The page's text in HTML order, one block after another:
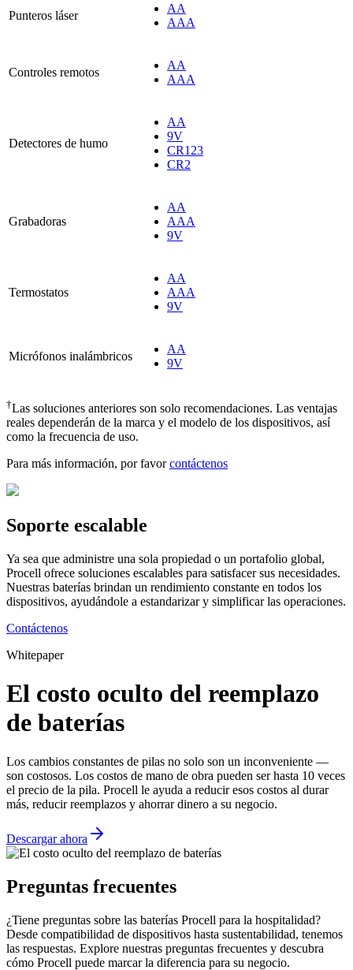
Punteros láser
AA
AAA
Controles remotos
AA
AAA
Detectores de humo
AA
9V
CR123
CR2
Grabadoras
AA
AAA
9V
Termostatos
AA
AAA
9V
Micrófonos inalámbricos
AA
9V
†Las soluciones anteriores son solo recomendaciones. Las ventajas
reales dependerán de la marca y el modelo de los dispositivos, así
como la frecuencia de uso.
Para más información, por favorcontáctenos
Soporte escalable
Ya sea que administre una sola propiedad o un portafolio global,
Procell ofrece soluciones escalables para satisfacer sus necesidades.
Nuestras baterías brindan un rendimiento constante en todos los
dispositivos, ayudándole a estandarizar y simplificar las operaciones.
Contáctenos
Whitepaper
El costo oculto del reemplazo
de baterías
Los cambios constantes de pilas no solo son un inconveniente —
son costosos. Los costos de mano de obra pueden ser hasta 10 veces
el precio de la pila. Procell le ayuda a reducir esos costos al durar
más, reducir reemplazos y ahorrar dinero a su negocio.
Descargar ahora
Preguntas frecuentes
¿Tiene preguntas sobre las baterías Procell para la hospitalidad?
Desde compatibilidad de dispositivos hasta sustentabilidad, tenemos
las respuestas. Explore nuestras preguntas frecuentes y descubra
cómo Procell puede marcar la diferencia para su negocio.